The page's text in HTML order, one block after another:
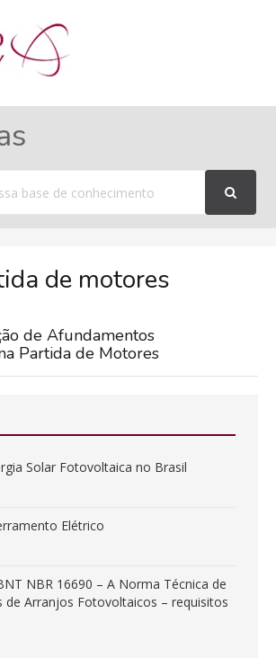
de motores
de Afundamentos
Partida de Motores
Solar Fotovoltaica no Brasil
Elétrico
NBR 16690 – A Norma Técnica de
de Arranjos Fotovoltaicos – requisitos